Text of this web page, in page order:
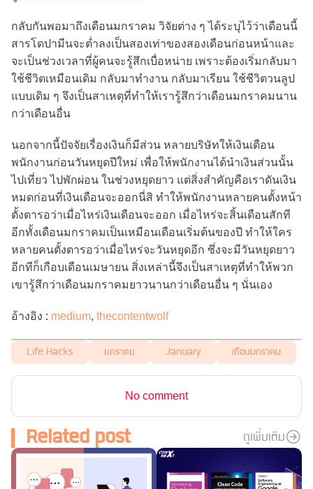
กลับกันพอมาถึงเดือนมกราคม วิจัยต่าง ๆ ได้ระบุไว้ว่าเดือนนี้
สารโดปามีนจะต่ำลงเป็นสองเท่าของสองเดือนก่อนหน้าและ
จะเป็นช่วงเวลาที่ผู้คนจะรู้สึกเบื่อหน่าย เพราะต้องเริ่มกลับมา
ใช้ชีวิตเหมือนเดิม กลับมาทำงาน กลับมาเรียน ใช้ชีวิตวนลูป
แบบเดิม ๆ จึงเป็นสาเหตุที่ทำให้เรารู้สึกว่าเดือนมกราคมนาน
กว่าเดือนอื่น
นอกจากนี้ปัจจัยเรื่องเงินก็มีส่วน หลายบริษัทให้เงินเดือน
พนักงานก่อนวันหยุดปีใหม่ เพื่อให้พนักงานได้นำเงินส่วนนั้น
ไปเที่ยว ไปพักผ่อน ในช่วงหยุดยาว แต่สิ่งสำคัญคือเราดันเงิน
หมดก่อนที่เงินเดือนจะออกนี่สิ ทำให้พนักงานหลายคนตั้งหน้า
ตั้งตารอว่าเมื่อไหร่เงินเดือนจะออก เมื่อไหร่จะสิ้นเดือนสักที
อีกทั้งเดือนมกราคมเป็นเหมือนเดือนเริ่มต้นของปี ทำให้ใคร
หลายคนตั้งตารอว่าเมื่อไหร่จะวันหยุดอีก ซึ่งจะมีวันหยุดยาว
อีกทีก็เกือบเดือนเมษายน สิ่งเหล่านี้จึงเป็นสาเหตุที่ทำให้พวก
เขารู้สึกว่าเดือนมกราคมยาวนานกว่าเดือนอื่น ๆ นั่นเอง
อ้างอิง : medium, thecontentwolf
Life Hacks มกราคม January เดือนมกราคม
No comment
Related post ดูเพิ่มเติม